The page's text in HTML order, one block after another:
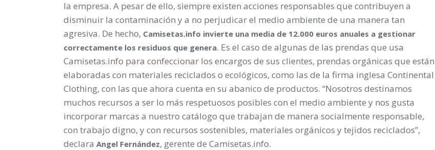
la empresa. A pesar de ello, siempre existen acciones responsables que contribuyen a
disminuir la contaminación y a no perjudicar el medio ambiente de una manera tan
agresiva. De hecho, Camisetas.info invierte una media de 12.000 euros anuales a gestionar
correctamente los residuos que genera. Es el caso de algunas de las prendas que usa
Camisetas.info para confeccionar los encargos de sus clientes, prendas orgánicas que están
elaboradas con materiales reciclados o ecológicos, como las de la firma inglesa Continental
Clothing, con las que ahora cuenta en su abanico de productos. “Nosotros destinamos
muchos recursos a ser lo más respetuosos posibles con el medio ambiente y nos gusta
incorporar marcas a nuestro catálogo que trabajan de manera socialmente responsable,
con trabajo digno, y con recursos sostenibles, materiales orgánicos y tejidos reciclados”,
declara Angel Fernández, gerente de Camisetas.info.